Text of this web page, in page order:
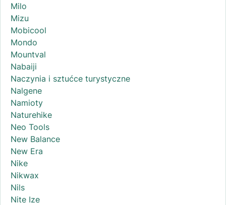
Milo
Mizu
Mobicool
Mondo
Mountval
Nabaiji
Naczynia i sztućce turystyczne
Nalgene
Namioty
Naturehike
Neo Tools
New Balance
New Era
Nike
Nikwax
Nils
Nite Ize